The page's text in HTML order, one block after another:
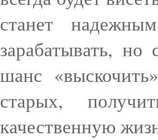
станет
зарабатывать, но
шанс
старых,
качественную